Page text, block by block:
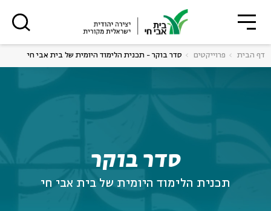
דף הבית פרוייקטים סדר בוקר - תכנית הלימוד היומית של בית אבי חי
סדר בוקר
תכנית הלימוד היומית של בית אבי חי
סגור
רוצים לדעת מה קורה